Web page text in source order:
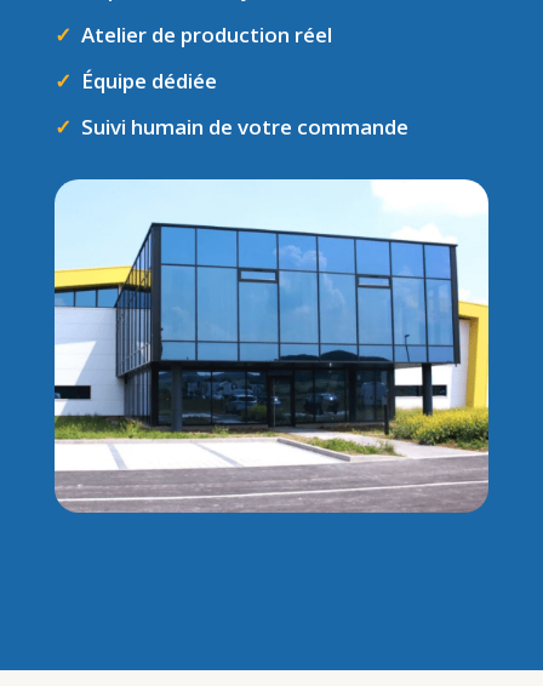
✓ Atelier de production réel
✓ Équipe dédiée
✓ Suivi humain de votre commande